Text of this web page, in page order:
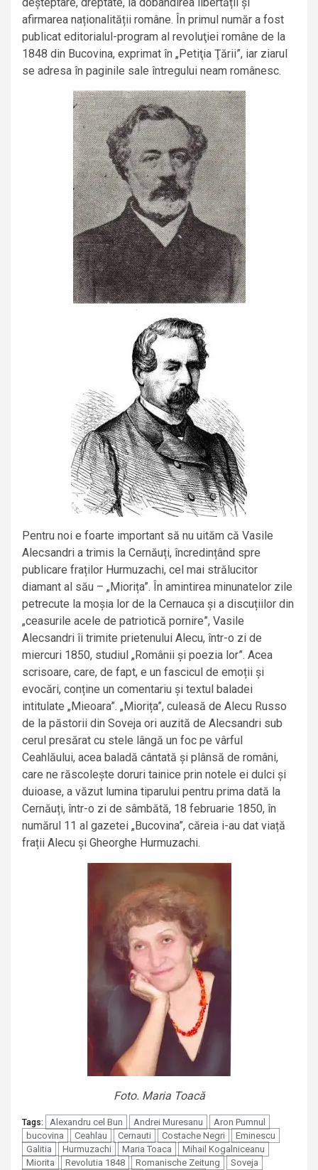
deșteptare, dreptate, la dobândirea libertății și
afirmarea naționalității române. În primul număr a fost
publicat editorialul-program al revoluţiei române de la
1848 din Bucovina, exprimat în „Petiţia Ţării”, iar ziarul
se adresa în paginile sale întregului neam românesc.
Pentru noi e foarte important să nu uităm că Vasile
Alecsandri a trimis la Cernăuți, încredințând spre
publicare fraților Hurmuzachi, cel mai strălucitor
diamant al său – „Miorița”. În amintirea minunatelor zile
petrecute la moșia lor de la Cernauca și a discuțiilor din
„ceasurile acele de patriotică pornire”, Vasile
Alecsandri îi trimite prietenului Alecu, într-o zi de
miercuri 1850, studiul „Românii și poezia lor”. Acea
scrisoare, care, de fapt, e un fascicul de emoții și
evocări, conține un comentariu și textul baladei
intitulate „Mieoara”. „Miorița”, culeasă de Alecu Russo
de la păstorii din Soveja ori auzită de Alecsandri sub
cerul presărat cu stele lângă un foc pe vârful
Ceahlăului, acea baladă cântată și plânsă de români,
care ne răscolește doruri tainice prin notele ei dulci și
duioase, a văzut lumina tiparului pentru prima dată la
Cernăuți, într-o zi de sâmbătă, 18 februarie 1850, în
numărul 11 al gazetei „Bucovina”, căreia i-au dat viață
frații Alecu și Gheorghe Hurmuzachi.
Foto. Maria Toacă
Tags: Alexandru cel Bun Andrei Muresanu
Aron Pumnul
bucovina
Ceahlau Cernauti Costache Negri
Eminescu
Galitia
Hurmuzachi Maria Toaca
Mihail Kogalniceanu
Miorita
Revolutia 1848 Romanische Zeitung
Soveja